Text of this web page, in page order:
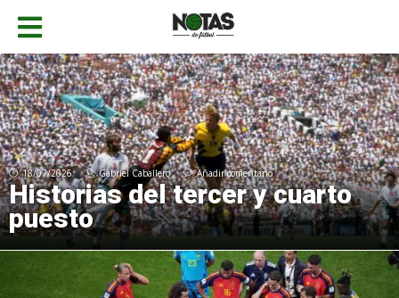
18/07/2026 Gabriel Caballero Añadir comentario
Historias del tercer y cuarto
puesto